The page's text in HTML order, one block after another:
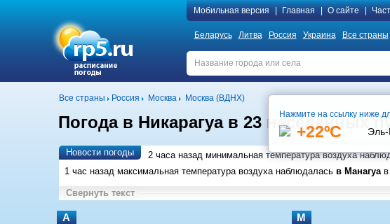
Мобильная версия Главная О сайте
Беларусь Литва Россия Украина Все страны
Все страны Россия Москва Москва (ВДНХ)
Погода в Никарагуа в 23 населённых
Новости погоды 2 часа назад минимальная температура воздуха
1 час назад максимальная температура воздуха наблюдалась в Манагуа
Свернуть текст
А
М
Нажмите на ссылку ниже
+22ºC